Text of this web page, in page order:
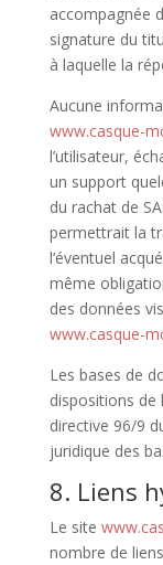
accompagnée
signature du
à laquelle la
Aucune
www.casque-
l’utilisateur,
un support
du rachat de
permettrait la
l’éventuel
même
des données
www.casque-
Les bases de
dispositions de
directive 96/9
juridique des
8. Liens
Le site
nombre de